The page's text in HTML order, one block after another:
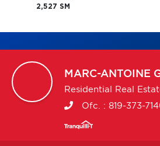
2,527 SM
MARC-ANTOINE
Residential Real
Ofc. : 819-373-